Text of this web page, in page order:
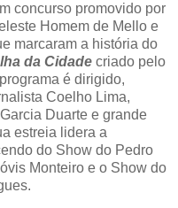
concurso promovido por
Homem de Mello e
marcaram a história do
da Cidade criado pelo
é dirigido,
Coelho Lima,
Duarte e grande
estreia lidera a
do Show do Pedro
Monteiro e o Show do